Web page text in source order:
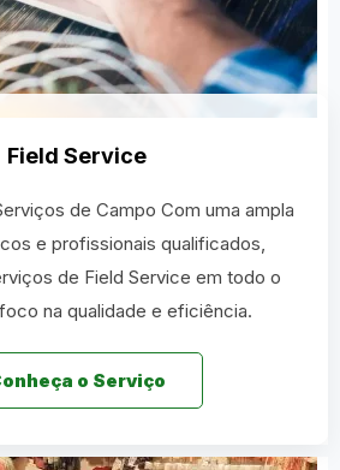
Field Service
de Campo Com uma ampla
e profissionais qualificados,
de Field Service em todo o
na qualidade e eficiência.
o Serviço